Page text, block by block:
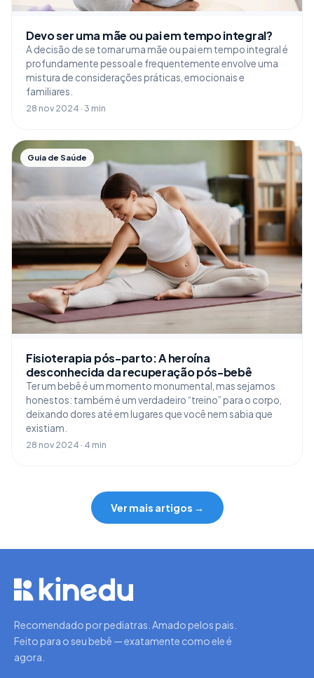
Devo ser uma mãe ou pai em tempo integral?
A decisão de se tornar uma mãe ou pai em tempo integral é
profundamente pessoal e frequentemente envolve uma
mistura de considerações práticas, emocionais e
familiares.
28 nov 2024 · 3 min
Guia de Saúde
Fisioterapia pós-parto: A heroína
desconhecida da recuperação pós-bebê
Ter um bebê é um momento monumental, mas sejamos
honestos: também é um verdadeiro “treino” para o corpo,
deixando dores até em lugares que você nem sabia que
existiam.
28 nov 2024 · 4 min
Ver mais artigos →
Recomendado por pediatras. Amado pelos pais.
Feito para o seu bebê — exatamente como ele é
agora.